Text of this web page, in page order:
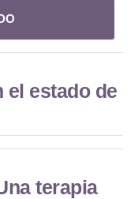
el estado de
terapia